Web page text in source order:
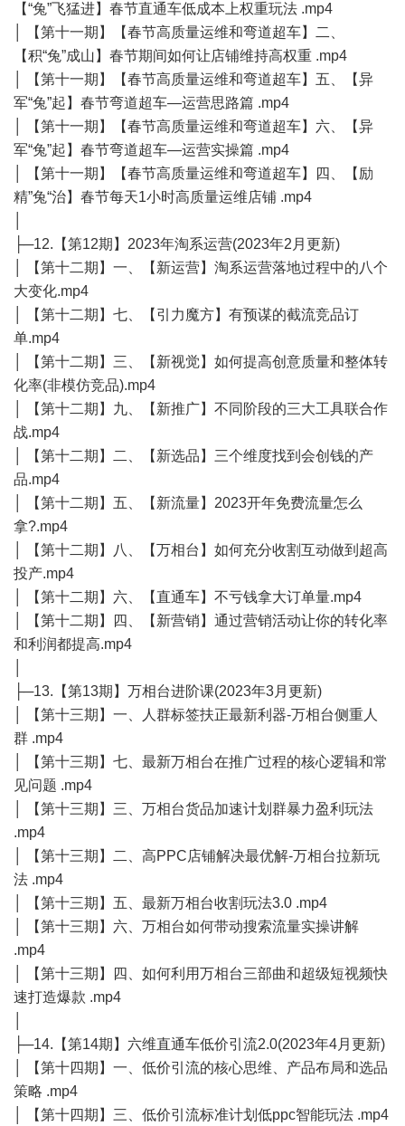
【“兔”飞猛进】春节直通车低成本上权重玩法 .mp4
│ 【第十一期】【春节高质量运维和弯道超车】二、
【积“兔”成山】春节期间如何让店铺维持高权重 .mp4
│ 【第十一期】【春节高质量运维和弯道超车】五、【异
军“兔”起】春节弯道超车—运营思路篇 .mp4
│ 【第十一期】【春节高质量运维和弯道超车】六、【异
军“兔”起】春节弯道超车—运营实操篇 .mp4
│ 【第十一期】【春节高质量运维和弯道超车】四、【励
精”兔“治】春节每天1小时高质量运维店铺 .mp4
├─12.【第12期】2023年淘系运营(2023年2月更新)
│ 【第十二期】一、【新运营】淘系运营落地过程中的八个
大变化.mp4
│ 【第十二期】七、【引力魔方】有预谋的截流竞品订
单.mp4
│ 【第十二期】三、【新视觉】如何提高创意质量和整体转
化率(非模仿竞品).mp4
│ 【第十二期】九、【新推广】不同阶段的三大工具联合作
战.mp4
│ 【第十二期】二、【新选品】三个维度找到会创钱的产
品.mp4
│ 【第十二期】五、【新流量】2023开年免费流量怎么
拿?.mp4
│ 【第十二期】八、【万相台】如何充分收割互动做到超高
投产.mp4
│ 【第十二期】六、【直通车】不亏钱拿大订单量.mp4
│ 【第十二期】四、【新营销】通过营销活动让你的转化率
和利润都提高.mp4
├─13.【第13期】万相台进阶课(2023年3月更新)
│ 【第十三期】一、人群标签扶正最新利器-万相台侧重人
群 .mp4
│ 【第十三期】七、最新万相台在推广过程的核心逻辑和常
见问题 .mp4
│ 【第十三期】三、万相台货品加速计划群暴力盈利玩法
.mp4
│ 【第十三期】二、高PPC店铺解决最优解-万相台拉新玩
法 .mp4
│ 【第十三期】五、最新万相台收割玩法3.0 .mp4
│ 【第十三期】六、万相台如何带动搜索流量实操讲解
.mp4
│ 【第十三期】四、如何利用万相台三部曲和超级短视频快
速打造爆款 .mp4
├─14.【第14期】六维直通车低价引流2.0(2023年4月更新)
│ 【第十四期】一、低价引流的核心思维、产品布局和选品
策略 .mp4
│ 【第十四期】三、低价引流标准计划低ppc智能玩法 .mp4